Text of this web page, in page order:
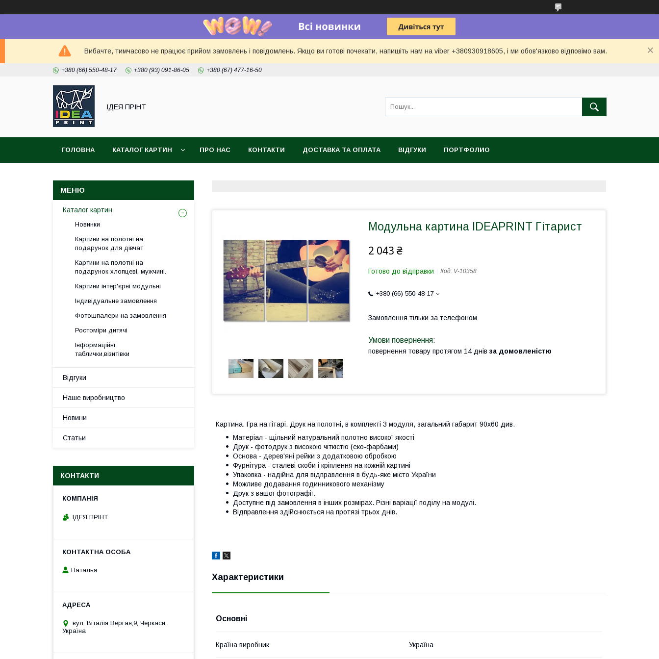
Вибачте, тимчасово не працює прийом замовлень і повідомлень. Якщо ви готові почекати, напишіть нам на viber +380930918605, і ми обов'язково відповімо вам.
+380 (66) 550-48-17 +380 (93) 091-86-05 +380 (67) 477-16-50
ІДЕЯ ПРІНТ
ГОЛОВНА КАТАЛОГ КАРТИН ПРО НАС КОНТАКТИ ДОСТАВКА ТА ОПЛАТА ВІДГУКИ ПОРТФОЛИО
Модульна картина IDEAPRINT Гітарист
2 043 ₴
Готово до відправки Код: V-10358
+380 (66) 550-48-17
Замовлення тільки за телефоном
повернення товару протягом 14 днів за домовленістю
Картина. Гра на гітарі. Друк на полотні, в комплекті 3 модуля, загальний габарит 90x60 див.
Матеріал - щільний натуральний полотно високої якості
Друк - фотодрук з високою чіткістю (еко-фарбами)
Основа - дерев'яні рейки з додатковою обробкою
Фурнітура - сталеві скоби і кріплення на кожній картині
Упаковка - надійна для відправлення в будь-яке місто України
Можливе додавання годинникового механізму
Друк з вашої фотографії.
Доступне під замовлення в інших розмірах. Різні варіації поділу на модулі.
Відправлення здійснюється на протязі трьох днів.
Характеристики
Основні
Країна виробник Україна
Каталог картин
Новинки
Картини на полотні на
подарунок для дівчат
Картини на полотні на
подарунок хлопцеві, мужчині.
Картини інтер'єрні модульні
Індивідуальне замовлення
Фотошпалери на замовлення
Ростоміри дитячі
Інформаційні
таблички,візитівки
Відгуки
Наше виробництво
Новини
Статьи
КОНТАКТИ
ІДЕЯ ПРІНТ
Наталья
вул. Віталія Вергая,9, Черкаси,
Україна